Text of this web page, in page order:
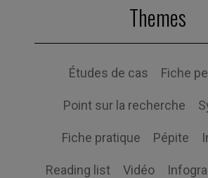
Themes
Études de cas Fiche
Point sur la recherche
Fiche pratique Pépite
Reading list Vidéo